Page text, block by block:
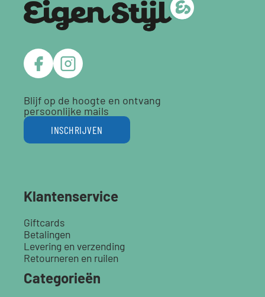
Blijf op de hoogte en ontvang
persoonlijke mails
INSCHRIJVEN
Klantenservice
Giftcards
Betalingen
Levering en verzending
Retourneren en ruilen
Categorieën